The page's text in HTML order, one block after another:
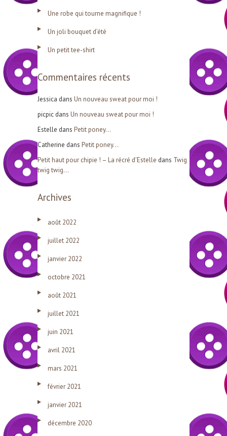
c
e
r
:
Une robe qui tourne magnifique !
Un joli bouquet d’été
Un petit tee-shirt
Commentaires récents
Jessica dans Un nouveau sweat pour moi !
picpic dans Un nouveau sweat pour moi !
Estelle dans Petit poney…
Catherine dans Petit poney…
Petit haut pour chipie ! – La récré d'Estelle dans Twig
twig twig…
Archives
août 2022
juillet 2022
janvier 2022
octobre 2021
août 2021
juillet 2021
juin 2021
avril 2021
mars 2021
février 2021
janvier 2021
décembre 2020